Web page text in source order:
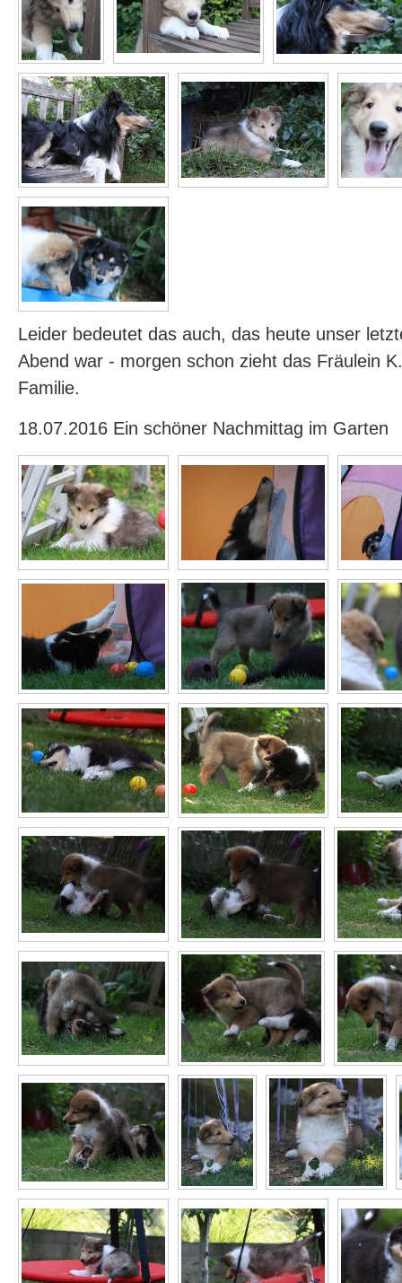
Leider bedeutet das auch, das heute unser
Abend war - morgen schon zieht das Fräulein
Familie.
18.07.2016 Ein schöner Nachmittag im Garten